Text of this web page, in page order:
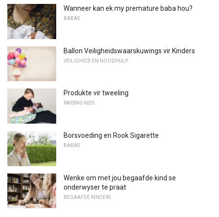
Wanneer kan ek my premature baba hou?
BABAS
Ballon Veiligheidswaarskuwings vir Kinders
VEILIGHEID EN NOODHULP
Produkte vir tweeling
RAISING KIDS
Borsvoeding en Rook Sigarette
BABAS
Wenke om met jou begaafde kind se
onderwyser te praat
BEGAAFDE KINDERS